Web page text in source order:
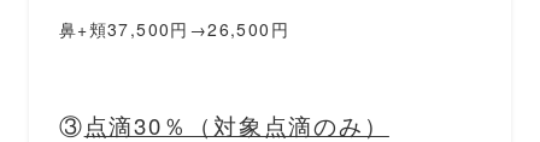
鼻+頬37,500円→26,500円
③点滴30％（対象点滴のみ）